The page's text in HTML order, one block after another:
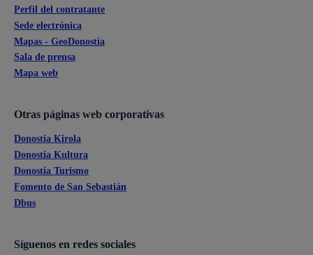
Perfil del contratante
Sede electrónica
Mapas - GeoDonostia
Sala de prensa
Mapa web
Otras páginas web corporativas
Donostia Kirola
Donostia Kultura
Donostia Turismo
Fomento de San Sebastián
Dbus
Síguenos en redes sociales